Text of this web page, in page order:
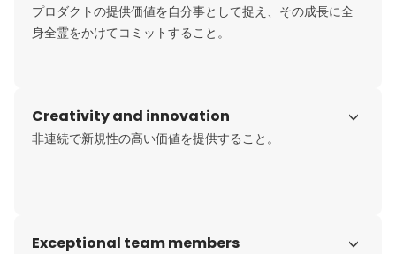
プロダクトの提供価値を自分事として捉え、その成長に全
身全霊をかけてコミットすること。
Creativity and innovation
非連続で新規性の高い価値を提供すること。
Exceptional team members